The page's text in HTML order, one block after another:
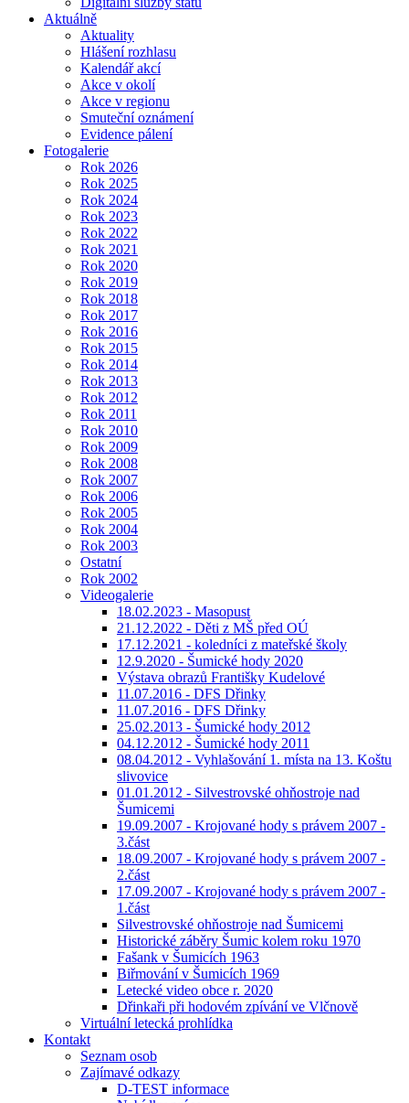
Aktuálně
Aktuality
Hlášení rozhlasu
Kalendář akcí
Akce v okolí
Akce v regionu
Smuteční oznámení
Evidence pálení
Fotogalerie
Rok 2026
Rok 2025
Rok 2024
Rok 2023
Rok 2022
Rok 2021
Rok 2020
Rok 2019
Rok 2018
Rok 2017
Rok 2016
Rok 2015
Rok 2014
Rok 2013
Rok 2012
Rok 2011
Rok 2010
Rok 2009
Rok 2008
Rok 2007
Rok 2006
Rok 2005
Rok 2004
Rok 2003
Ostatní
Rok 2002
Videogalerie
18.02.2023 - Masopust
21.12.2022 - Děti z MŠ před OÚ
17.12.2021 - koledníci z mateřské školy
12.9.2020 - Šumické hody 2020
Výstava obrazů Františky Kudelové
11.07.2016 - DFS Dřinky
11.07.2016 - DFS Dřinky
25.02.2013 - Šumické hody 2012
04.12.2012 - Šumické hody 2011
08.04.2012 - Vyhlašování 1. místa na 13. Koštu
slivovice
01.01.2012 - Silvestrovské ohňostroje nad
Šumicemi
19.09.2007 - Krojované hody s právem 2007 -
3.část
18.09.2007 - Krojované hody s právem 2007 -
2.část
17.09.2007 - Krojované hody s právem 2007 -
1.část
Silvestrovské ohňostroje nad Šumicemi
Historické záběry Šumic kolem roku 1970
Fašank v Šumicích 1963
Biřmování v Šumicích 1969
Letecké video obce r. 2020
Dřinkaři při hodovém zpívání ve Vlčnově
Virtuální letecká prohlídka
Kontakt
Seznam osob
Zajímavé odkazy
D-TEST informace